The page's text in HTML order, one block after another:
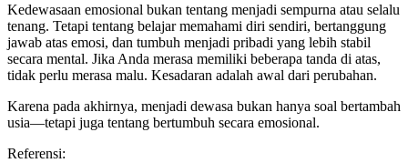
Kedewasaan emosional bukan tentang menjadi sempurna atau selalu
tenang. Tetapi tentang belajar memahami diri sendiri, bertanggung
jawab atas emosi, dan tumbuh menjadi pribadi yang lebih stabil
secara mental. Jika Anda merasa memiliki beberapa tanda di atas,
tidak perlu merasa malu. Kesadaran adalah awal dari perubahan.
Karena pada akhirnya, menjadi dewasa bukan hanya soal bertambah
usia—tetapi juga tentang bertumbuh secara emosional.
Referensi: